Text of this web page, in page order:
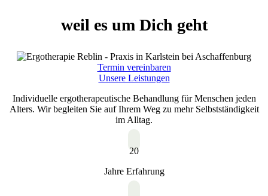
weil es um Dich geht
Termin vereinbaren
Unsere Leistungen
Individuelle ergotherapeutische Behandlung für Menschen jeden
Alters. Wir begleiten Sie auf Ihrem Weg zu mehr Selbstständigkeit
im Alltag.
20
Jahre Erfahrung